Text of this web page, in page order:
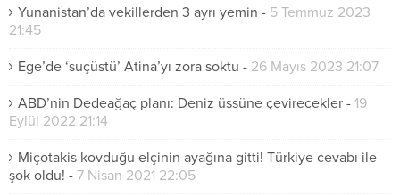
Yunanistan’da vekillerden 3 ayrı yemin - 5 Temmuz 2023
21:45
Ege’de ‘suçüstü’ Atina’yı zora soktu - 26 Mayıs 2023 21:07
ABD’nin Dedeağaç planı: Deniz üssüne çevirecekler - 19
Eylül 2022 21:14
Miçotakis kovduğu elçinin ayağına gitti! Türkiye cevabı ile
şok oldu! - 7 Nisan 2021 22:05